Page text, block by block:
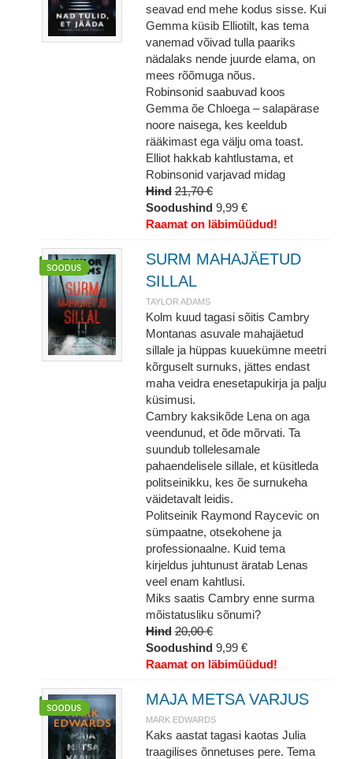
seavad end mehe kodus sisse. Kui
Gemma küsib Elliotilt, kas tema
vanemad võivad tulla paariks
nädalaks nende juurde elama, on
mees rõõmuga nõus.
Robinsonid saabuvad koos
Gemma õe Chloega – salapärase
noore naisega, kes keeldub
rääkimast ega välju oma toast.
Elliot hakkab kahtlustama, et
Robinsonid varjavad midag
Hind 21,70 €
Soodushind 9,99 €
Raamat on läbimüüdud!
SURM MAHAJÄETUD
SILLAL
TAYLOR ADAMS
Kolm kuud tagasi sõitis Cambry
Montanas asuvale mahajäetud
sillale ja hüppas kuuekümne meetri
kõrguselt surnuks, jättes endast
maha veidra enesetapukirja ja palju
küsimusi.
Cambry kaksikõde Lena on aga
veendunud, et õde mõrvati. Ta
suundub tollelesamale
pahaendelisele sillale, et küsitleda
politseinikku, kes õe surnukeha
väidetavalt leidis.
Politseinik Raymond Raycevic on
sümpaatne, otsekohene ja
professionaalne. Kuid tema
kirjeldus juhtunust äratab Lenas
veel enam kahtlusi.
Miks saatis Cambry enne surma
mõistatusliku sõnumi?
Hind 20,00 €
Soodushind 9,99 €
Raamat on läbimüüdud!
MAJA METSA VARJUS
MARK EDWARDS
Kaks aastat tagasi kaotas Julia
traagilises õnnetuses pere. Tema